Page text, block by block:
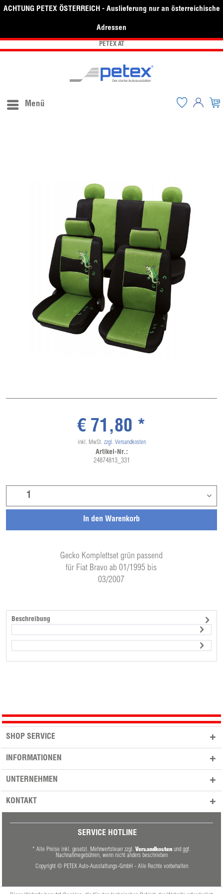
ACHTUNG PETEX ÖSTERREICH - Auslieferung nur an österreichische
Adressen
PETEX AT
Menü
Gecko Komplettset grün passend
für Fiat Bravo ab 01/1995 bis
03/2007
In den Warenkorb
€ 71,80 *
inkl. MwSt. zzgl. Versandkosten
Artikel-Nr.:
24874813_331
Beschreibung
SHOP SERVICE
INFORMATIONEN
UNTERNEHMEN
KONTAKT
SERVICE HOTLINE
* Alle Preise inkl. gesetzl. Mehrwertsteuer zzgl. Versandkosten und ggf.
Nachnahmegebühren, wenn nicht anders beschrieben
Copyright © PETEX Auto-Ausstattungs-GmbH - Alle Rechte vorbehalten